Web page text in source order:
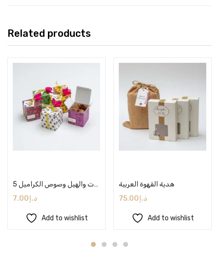
Related products
5 تمرات شكري محشي بالبسكوت والهيل وصوص الكراميل
د.إ 7.00
Add to wishlist
هدية القهوة العربية
د.إ 75.00
Add to wishlist